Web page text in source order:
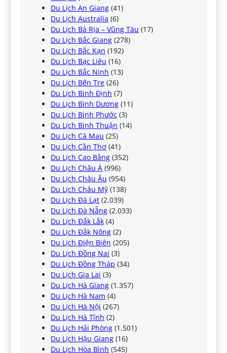
Du Lịch An Giang (41)
Du Lịch Australia (6)
Du Lịch Bà Rịa – Vũng Tàu (17)
Du Lịch Bắc Giang (278)
Du Lịch Bắc Kạn (192)
Du Lịch Bạc Liêu (16)
Du Lịch Bắc Ninh (13)
Du Lịch Bến Tre (26)
Du Lịch Bình Định (7)
Du Lịch Bình Dương (11)
Du Lịch Bình Phước (3)
Du Lịch Bình Thuận (14)
Du Lịch Cà Mau (25)
Du Lịch Cần Thơ (41)
Du Lịch Cao Bằng (352)
Du Lịch Châu Á (996)
Du Lịch Châu Âu (954)
Du Lịch Châu Mỹ (138)
Du Lịch Đà Lạt (2.039)
Du Lịch Đà Nẵng (2.033)
Du Lịch Đắk Lắk (4)
Du Lịch Đắk Nông (2)
Du Lịch Điện Biên (205)
Du Lịch Đồng Nai (3)
Du Lịch Đồng Tháp (34)
Du Lịch Gia Lai (3)
Du Lịch Hà Giang (1.357)
Du Lịch Hà Nam (4)
Du Lịch Hà Nội (267)
Du Lịch Hà Tĩnh (2)
Du Lịch Hải Phòng (1.501)
Du Lịch Hậu Giang (16)
Du Lịch Hòa Bình (545)